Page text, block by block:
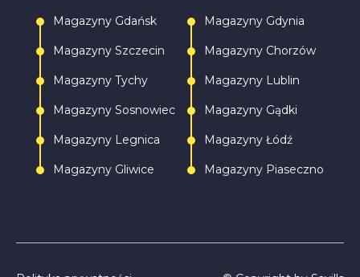
Magazyny Gdańsk
Magazyny Szczecin
Magazyny Tychy
Magazyny Sosnowiec
Magazyny Legnica
Magazyny Gliwice
Magazyny Gdynia
Magazyny Chorzów
Magazyny Lublin
Magazyny Gądki
Magazyny Łódź
Magazyny Piaseczno